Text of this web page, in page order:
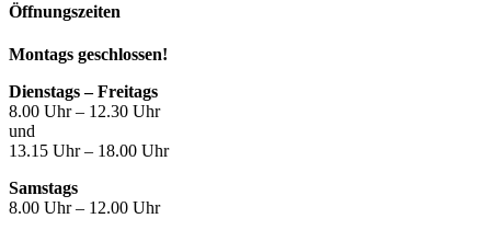
Öffnungszeiten
Montags geschlossen!
Dienstags – Freitags
8.00 Uhr – 12.30 Uhr
und
13.15 Uhr – 18.00 Uhr
Samstags
8.00 Uhr – 12.00 Uhr